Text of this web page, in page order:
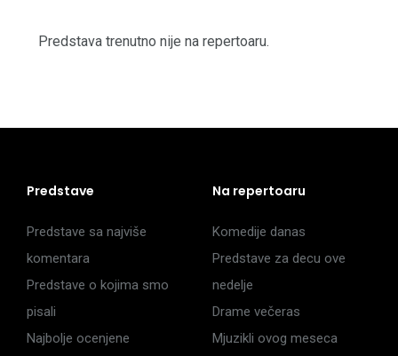
Predstava trenutno nije na repertoaru.
Predstave
Predstave sa najviše
komentara
Predstave o kojima smo
pisali
Najbolje ocenjene
Na repertoaru
Komedije danas
Predstave za decu ove
nedelje
Drame večeras
Mjuzikli ovog meseca